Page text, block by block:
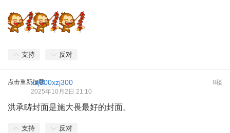
支持 反对
点击重新加载 8楼
xzj300xzj300
2025年10月2日 21:10
洪承畴封面是施大畏最好的封面。
支持 反对